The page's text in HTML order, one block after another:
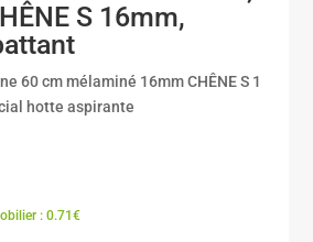
S 16mm,
60 cm mélaminé 16mm CHÊNE S 1
hotte aspirante
: 0.71€